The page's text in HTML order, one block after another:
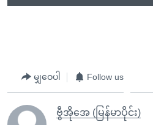
မျှဝေပါ Follow us
ဗွီအိုအေ (မြန်မာပိုင်း)